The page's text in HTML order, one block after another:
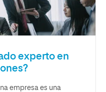
experto en
empresa es una